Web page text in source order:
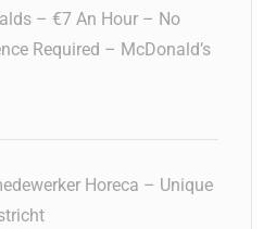
– €7 An Hour – No
Required – McDonald’s
Horeca – Unique